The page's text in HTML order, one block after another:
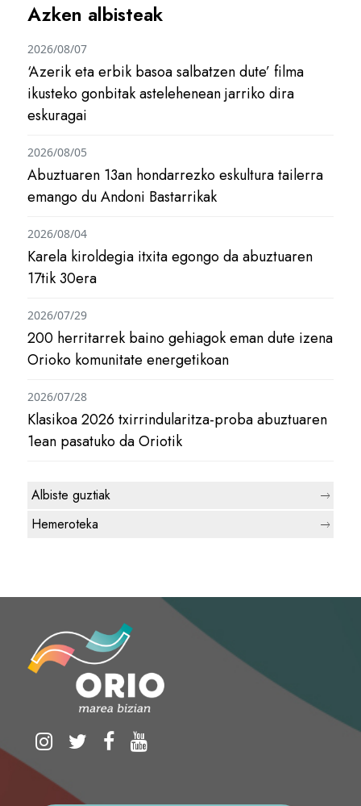
Azken albisteak
‘Azerik eta erbik basoa salbatzen dute’ filma
ikusteko gonbitak astelehenean jarriko dira
eskuragai
2026/08/07
Abuztuaren 13an hondarrezko eskultura tailerra
emango du Andoni Bastarrikak
2026/08/05
Karela kiroldegia itxita egongo da abuztuaren
17tik 30era
2026/08/04
200 herritarrek baino gehiagok eman dute izena
Orioko komunitate energetikoan
2026/07/29
Klasikoa 2026 txirrindularitza-proba abuztuaren
1ean pasatuko da Oriotik
2026/07/28
Albiste guztiak
Hemeroteka